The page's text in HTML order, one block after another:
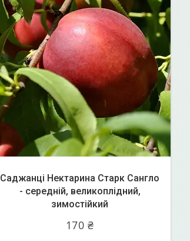
Саджанці Нектарина Старк Сангло
- середній, великоплідний,
зимостійкий
170 ₴